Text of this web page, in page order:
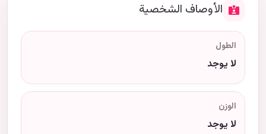
الأوصاف الشخصية
الطول
لا يوجد
الوزن
لا يوجد